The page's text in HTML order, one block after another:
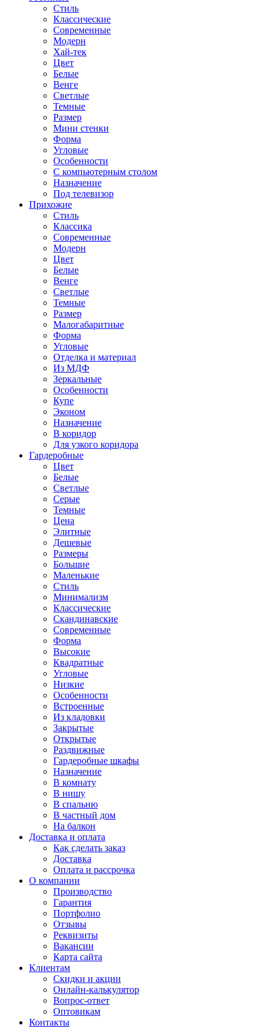
Стиль
Классические
Современные
Модерн
Хай-тек
Цвет
Белые
Венге
Светлые
Темные
Размер
Мини стенки
Форма
Угловые
Особенности
С компьютерным столом
Назначение
Под телевизор
Прихожие
Стиль
Классика
Современные
Модерн
Цвет
Белые
Венге
Светлые
Темные
Размер
Малогабаритные
Форма
Угловые
Отделка и материал
Из МДФ
Зеркальные
Особенности
Купе
Эконом
Назначение
В коридор
Для узкого коридора
Гардеробные
Цвет
Белые
Светлые
Серые
Темные
Цена
Элитные
Дешевые
Размеры
Большие
Маленькие
Стиль
Минимализм
Классические
Скандинавские
Современные
Форма
Высокие
Квадратные
Угловые
Низкие
Особенности
Встроенные
Из кладовки
Закрытые
Открытые
Раздвижные
Гардеробные шкафы
Назначение
В комнату
В нишу
В спальню
В частный дом
На балкон
Доставка и оплата
Как сделать заказ
Доставка
Оплата и рассрочка
О компании
Производство
Гарантия
Портфолио
Отзывы
Реквизиты
Вакансии
Карта сайта
Клиентам
Скидки и акции
Онлайн-калькулятор
Вопрос-ответ
Оптовикам
Контакты